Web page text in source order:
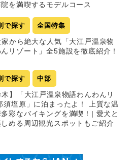
を満喫するモデルコース
で探す 全国特集
家から絶大な人気「大江戸温泉物
リゾート」全5施設を徹底紹介！
で探す 中部
木】「大江戸温泉物語わんわんリ
須塩原」に泊まったよ！ 上質な温
彩なバイキングを満喫！| 愛犬と
める周辺観光スポットもご紹介